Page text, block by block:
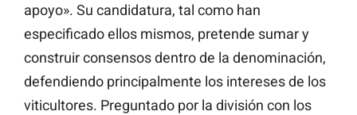
apoyo». Su candidatura, tal como han
especificado ellos mismos, pretende sumar y
construir consensos dentro de la denominación,
defendiendo principalmente los intereses de los
viticultores. Preguntado por la división con los